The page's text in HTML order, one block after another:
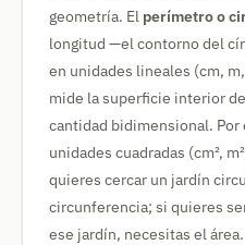
geometría. El perímetro o
longitud —el contorno del
en unidades lineales (cm,
mide la superficie interior
cantidad bidimensional. Por
unidades cuadradas (cm²,
quieres cercar un jardín
circunferencia; si quieres
ese jardín, necesitas el área.